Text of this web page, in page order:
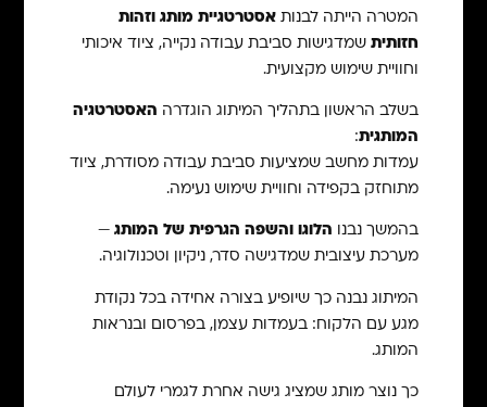
המטרה הייתה לבנות אסטרטגיית מותג וזהות
חזותיתשמדגישות סביבת עבודה נקייה, ציוד איכותי
וחוויית שימוש מקצועית.
בשלב הראשון בתהליך המיתוג הוגדרה האסטרטגיה
המותגית:
עמדות מחשב שמציעות סביבת עבודה מסודרת, ציוד
מתוחזק בקפידה וחוויית שימוש נעימה.
בהמשך נבנו הלוגו והשפה הגרפית של המותג—
מערכת עיצובית שמדגישה סדר, ניקיון וטכנולוגיה.
המיתוג נבנה כך שיופיע בצורה אחידה בכל נקודת
מגע עם הלקוח: בעמדות עצמן, בפרסום ובנראות
המותג.
כך נוצר מותג שמציג גישה אחרת לגמרי לעולם